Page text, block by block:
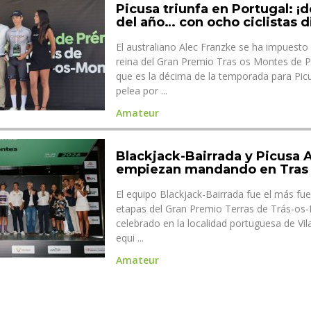
Picusa triunfa en Portugal:
del año… con ocho ciclistas
El australiano Alec Franzke se ha
reina del Gran Premio Tras os Montes de
que es la décima de la temporada para
pelea por ...
Amateur
Blackjack-Bairrada y Picusa
empiezan mandando en
El equipo Blackjack-Bairrada fue el más
etapas del Gran Premio Terras de Trás-
celebrado en la localidad portuguesa de
equi ...
Amateur